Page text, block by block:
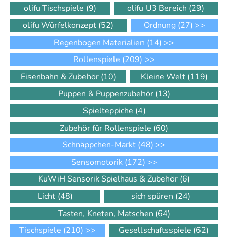
olifu Tischspiele (9) olifu U3 Bereich (29)
olifu Würfelkonzept (52) Ordnung (27) >>
Regenbogen Materialien (14) >>
Rollenspiele (209) >>
Eisenbahn & Zubehör (10) Kleine Welt (119)
Puppen & Puppenzubehör (13)
Spielteppiche (4)
Zubehör für Rollenspiele (60)
Schnäppchen-Markt (48) >>
Sensomotorik (172) >>
KuWiH Sensorik Spielhaus & Zubehör (6)
Licht (48) sich spüren (24)
Tasten, Kneten, Matschen (64)
Tischspiele (210) >> Gesellschaftsspiele (62)